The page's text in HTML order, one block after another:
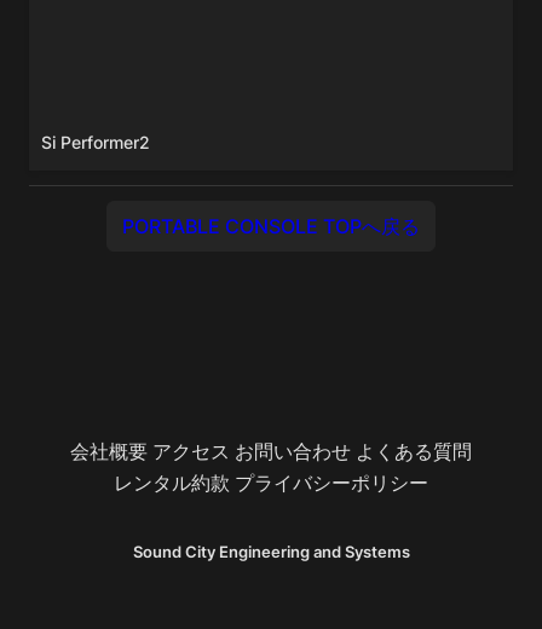
Si Performer2
PORTABLE CONSOLE TOPへ戻る
Sound City Engineering and Systems
会社概要 アクセス お問い合わせ よくある質問
レンタル約款 プライバシーポリシー